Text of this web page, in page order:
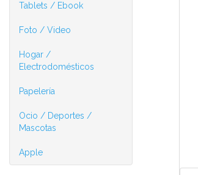
Tablets / Ebook
Foto / Video
Hogar /
Electrodomésticos
Papelería
Ocio / Deportes /
Mascotas
Apple